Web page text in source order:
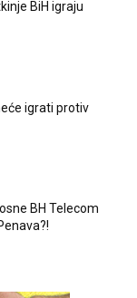
BiH igraju
igrati protiv
BH Telecom